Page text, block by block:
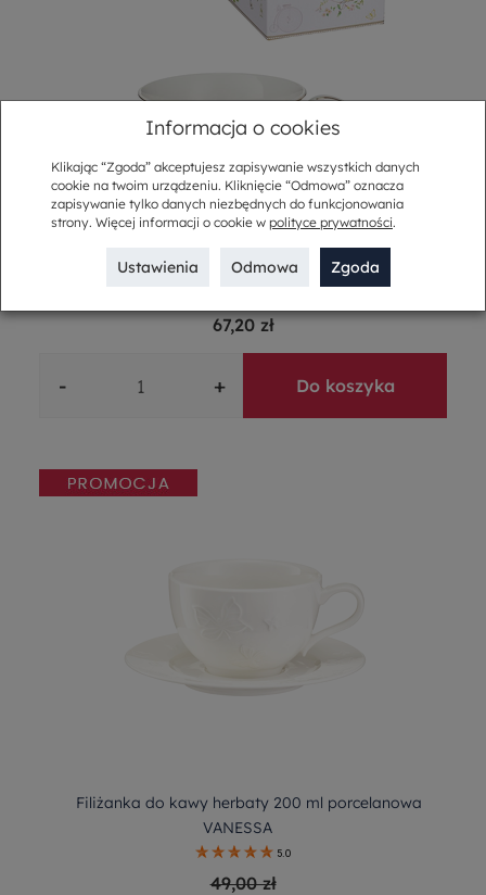
Filiżanka do herbaty porcelanowa 230 ml SUNSET
5.0
67,20 zł
- + Do koszyka
Filiżanka do kawy herbaty 200 ml porcelanowa
VANESSA
5.0
49,00 zł
Informacja o cookies
Klikając “Zgoda” akceptujesz zapisywanie wszystkich danych
cookie na twoim urządzeniu. Kliknięcie “Odmowa” oznacza
zapisywanie tylko danych niezbędnych do funkcjonowania
strony. Więcej informacji o cookie w polityce prywatności.
Ustawienia Odmowa Zgoda